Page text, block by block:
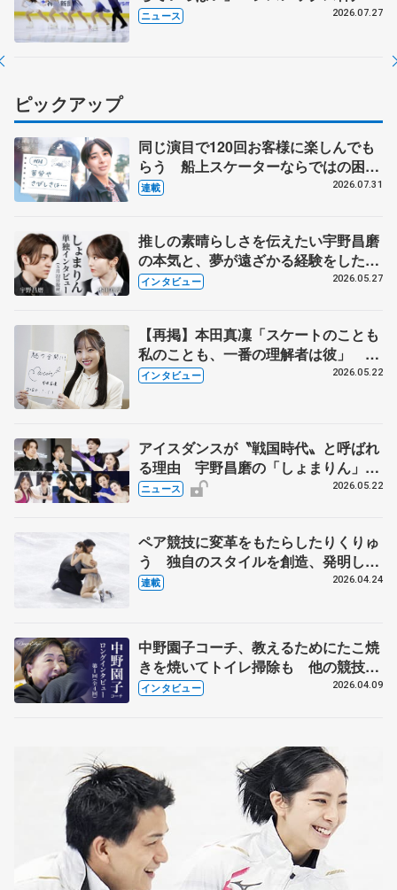
イスキャンパス開場1周年イベント
ニュース 2026.07.27
ピックアップ
同じ演目で120回お客様に楽しんでも
らう 船上スケーターならではの困難
とは 影響あったPIW前キャプテン松
連載 2026.07.31
推しの素晴らしさを伝えたい宇野昌磨
の本気と、夢が遠ざかる経験をした本
田真凜の覚悟
インタビュー 2026.05.27
【再掲】本田真凜「スケートのことも
私のことも、一番の理解者は彼」 引
退時の単独インタビューで語った競技
インタビュー 2026.05.22
アイスダンスが〝戦国時代〟と呼ばれ
る理由 宇野昌磨の「しょまりん」ら
実力者が相次いで参戦 国内の競争激
ニュース 2026.05.22
ペア競技に変革をもたらしたりくりゅ
う 独自のスタイルを創造、発明した
【引退発表後②】
連載 2026.04.24
中野園子コーチ、教えるためにたこ焼
きを焼いてトイレ掃除も 他の競技に
も通用するという坂本花織の筋肉
インタビュー 2026.04.09